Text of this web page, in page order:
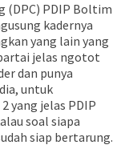
(DPC) PDIP Boltim
kadernya
yang lain yang
jelas ngotot
dan punya
untuk
yang jelas PDIP
soal siapa
siap bertarung.